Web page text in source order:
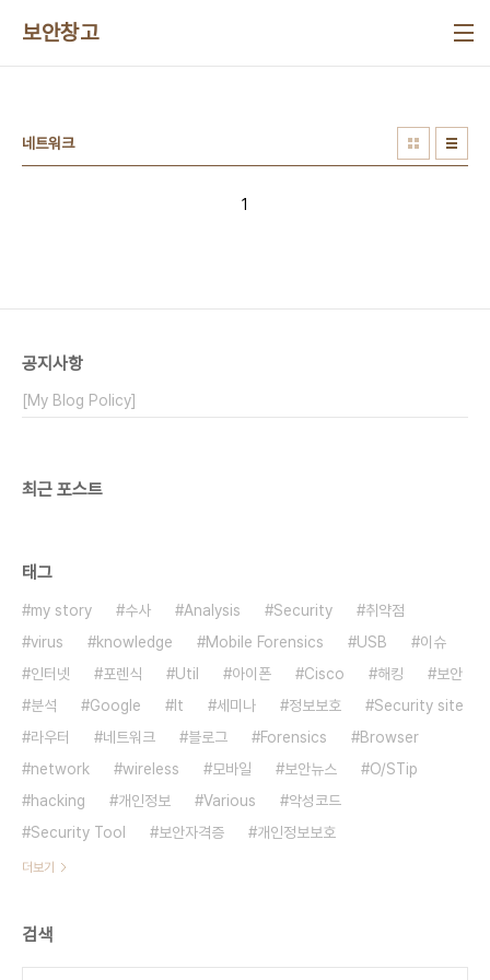
보안창고
네트워크
1
공지사항
[My Blog Policy]
최근 포스트
태그
my story 수사 Analysis Security
취약점
virus
knowledge Mobile Forensics USB
이슈
인터넷
포렌식 Util 아이폰 Cisco 해킹
보안
분석
Google It 세미나 정보보호
Security site
라우터
네트워크 블로그 Forensics
Browser
network
wireless 모바일 보안뉴스
O/STip
hacking
개인정보 Various
악성코드
Security Tool
보안자격증 개인정보보호
더보기
검색